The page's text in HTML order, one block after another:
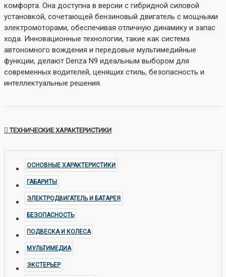
комфорта. Она доступна в версии с гибридной силовой
установкой, сочетающей бензиновый двигатель с мощными
электромоторами, обеспечивая отличную динамику и запас
хода. Инновационные технологии, такие как система
автономного вождения и передовые мультимедийные
функции, делают Denza N9 идеальным выбором для
современных водителей, ценящих стиль, безопасность и
интеллектуальные решения.
ТЕХНИЧЕСКИЕ ХАРАКТЕРИСТИКИ
ОСНОВНЫЕ ХАРАКТЕРИСТИКИ
ГАБАРИТЫ
ЭЛЕКТРОДВИГАТЕЛЬ И БАТАРЕЯ
БЕЗОПАСНОСТЬ
ПОДВЕСКА И КОЛЕСА
МУЛЬТИМЕДИА
ЭКСТЕРЬЕР